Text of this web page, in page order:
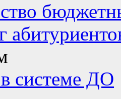
системе ДО